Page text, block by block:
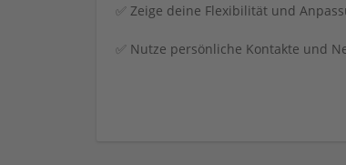
✅ Zeige deine Flexibilität und
✅ Nutze persönliche Kontakte und